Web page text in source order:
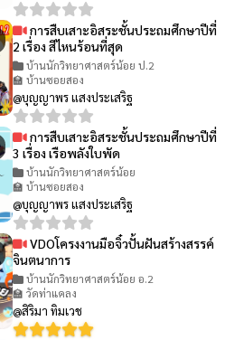
การสืบเสาะอิสระชั้นประถมศึกษาปีที่
2 เรื่อง สีไหนร้อนที่สุด
บ้านนักวิทยาศาสตร์น้อย ป.2
🏫 บ้านซอยสอง
@บุญญาพร แสงประเสริฐ
การสืบเสาะอิสระชั้นประถมศึกษาปีที่
3 เรื่อง เรือพลังใบพัด
บ้านนักวิทยาศาสตร์น้อย
🏫 บ้านซอยสอง
@บุญญาพร แสงประเสริฐ
VDOโครงงานมือจิ๋วปั้นฝันสร้างสรรค์
จินตนาการ
บ้านนักวิทยาศาสตร์น้อย อ.2
🏫 วัดท่าแคลง
@สิริมา ทิมเวช